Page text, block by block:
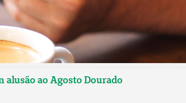
alusão ao Agosto Dourado